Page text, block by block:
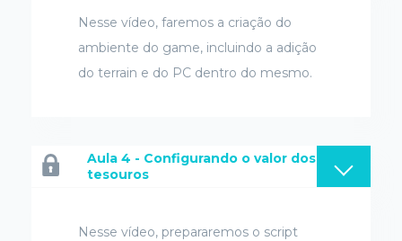
Nesse vídeo, faremos a criação do
ambiente do game, incluindo a adição
do terrain e do PC dentro do mesmo.
Aula 4 - Configurando o valor dos
tesouros
Nesse vídeo, prepararemos o script